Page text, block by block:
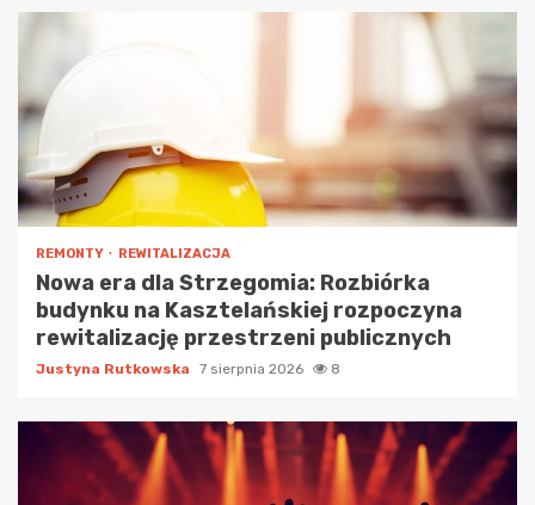
REMONTY REWITALIZACJA
Nowa era dla Strzegomia: Rozbiórka
budynku na Kasztelańskiej rozpoczyna
rewitalizację przestrzeni publicznych
Justyna Rutkowska 7 sierpnia 2026 8